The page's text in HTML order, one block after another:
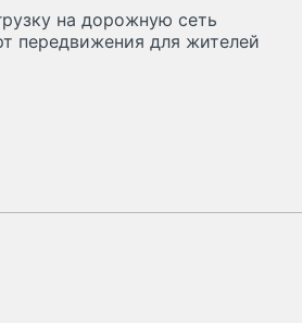
на дорожную сеть
передвижения для жителей